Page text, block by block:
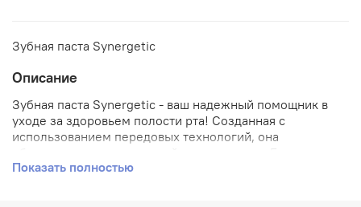
Зубная паста Synergetic
Описание
Зубная паста Synergetic - ваш надежный помощник в
уходе за здоровьем полости рта! Созданная с
использованием передовых технологий, она
SYNERGETIC гарантирует высокое качество продукции,
Показать полностью